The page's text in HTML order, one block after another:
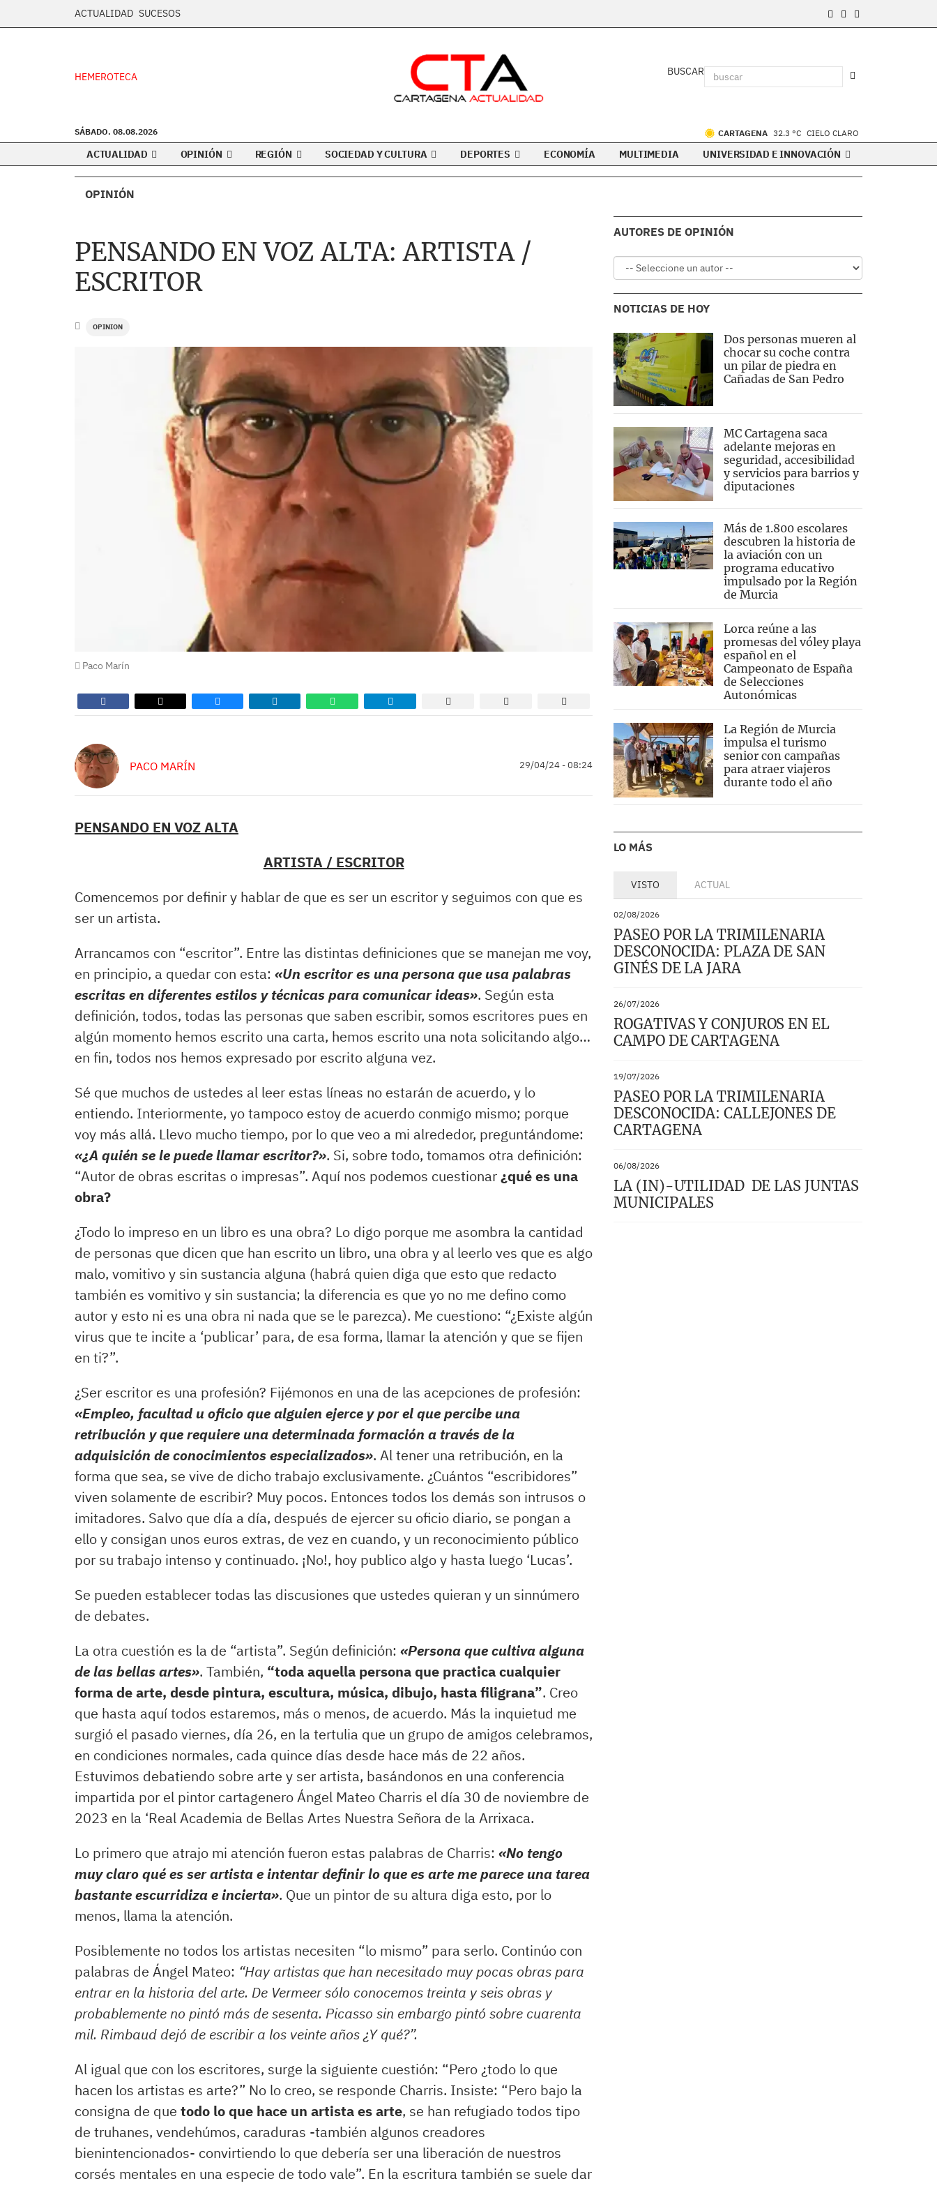
ACTUALIDAD SUCESOS
HEMEROTECA BUSCAR
SÁBADO. 08.08.2026 CARTAGENA 32.3 °C CIELO CLARO
ACTUALIDAD OPINIÓN REGIÓN SOCIEDAD Y CULTURA DEPORTES ECONOMÍA MULTIMEDIA UNIVERSIDAD E INNOVACIÓN
OPINIÓN
PENSANDO EN VOZ ALTA: ARTISTA /
ESCRITOR
OPINION
Paco Marín
PACO MARÍN 29/04/24 - 08:24
PENSANDO EN VOZ ALTA
ARTISTA / ESCRITOR
Comencemos por definir y hablar de que es ser un escritor y seguimos con que es
ser un artista.
Arrancamos con “escritor”. Entre las distintas definiciones que se manejan me voy,
en principio, a quedar con esta: «Un escritor es una persona que usa palabras
escritas en diferentes estilos y técnicas para comunicar ideas». Según esta
definición, todos, todas las personas que saben escribir, somos escritores pues en
algún momento hemos escrito una carta, hemos escrito una nota solicitando algo…
en fin, todos nos hemos expresado por escrito alguna vez.
Sé que muchos de ustedes al leer estas líneas no estarán de acuerdo, y lo
entiendo. Interiormente, yo tampoco estoy de acuerdo conmigo mismo; porque
voy más allá. Llevo mucho tiempo, por lo que veo a mi alrededor, preguntándome:
«¿A quién se le puede llamar escritor?». Si, sobre todo, tomamos otra definición:
“Autor de obras escritas o impresas”. Aquí nos podemos cuestionar¿qué es una
obra?
¿Todo lo impreso en un libro es una obra? Lo digo porque me asombra la cantidad
de personas que dicen que han escrito un libro, una obra y al leerlo ves que es algo
malo, vomitivo y sin sustancia alguna (habrá quien diga que esto que redacto
también es vomitivo y sin sustancia; la diferencia es que yo no me defino como
autor y esto ni es una obra ni nada que se le parezca). Me cuestiono: “¿Existe algún
virus que te incite a ‘publicar’ para, de esa forma, llamar la atención y que se fijen
en ti?”.
¿Ser escritor es una profesión? Fijémonos en una de las acepciones de profesión:
«Empleo, facultad u oficio que alguien ejerce y por el que percibe una
retribución y que requiere una determinada formación a través de la
adquisición de conocimientos especializados». Al tener una retribución, en la
forma que sea, se vive de dicho trabajo exclusivamente. ¿Cuántos “escribidores”
viven solamente de escribir? Muy pocos. Entonces todos los demás son intrusos o
imitadores. Salvo que día a día, después de ejercer su oficio diario, se pongan a
ello y consigan unos euros extras, de vez en cuando, y un reconocimiento público
por su trabajo intenso y continuado. ¡No!, hoy publico algo y hasta luego ‘Lucas’.
Se pueden establecer todas las discusiones que ustedes quieran y un sinnúmero
de debates.
La otra cuestión es la de “artista”. Según definición: «Persona que cultiva alguna
de las bellas artes». También, “toda aquella persona que practica cualquier
forma de arte, desde pintura, escultura, música, dibujo, hasta filigrana”. Creo
que hasta aquí todos estaremos, más o menos, de acuerdo. Más la inquietud me
surgió el pasado viernes, día 26, en la tertulia que un grupo de amigos celebramos,
en condiciones normales, cada quince días desde hace más de 22 años.
Estuvimos debatiendo sobre arte y ser artista, basándonos en una conferencia
impartida por el pintor cartagenero Ángel Mateo Charris el día 30 de noviembre de
2023 en la ‘Real Academia de Bellas Artes Nuestra Señora de la Arrixaca.
Lo primero que atrajo mi atención fueron estas palabras de Charris: «No tengo
muy claro qué es ser artista e intentar definir lo que es arte me parece una tarea
bastante escurridiza e incierta». Que un pintor de su altura diga esto, por lo
menos, llama la atención.
Posiblemente no todos los artistas necesiten “lo mismo” para serlo. Continúo con
palabras de Ángel Mateo: “Hay artistas que han necesitado muy pocas obras para
entrar en la historia del arte. De Vermeer sólo conocemos treinta y seis obras y
probablemente no pintó más de sesenta. Picasso sin embargo pintó sobre cuarenta
mil. Rimbaud dejó de escribir a los veinte años ¿Y qué?”.
Al igual que con los escritores, surge la siguiente cuestión: “Pero ¿todo lo que
hacen los artistas es arte?” No lo creo, se responde Charris. Insiste: “Pero bajo la
consigna de que todo lo que hace un artista es arte, se han refugiado todos tipo
de truhanes, vendehúmos, caraduras -también algunos creadores
bienintencionados- convirtiendo lo que debería ser una liberación de nuestros
corsés mentales en una especie de todo vale”. En la escritura también se suele dar
AUTORES DE OPINIÓN
NOTICIAS DE HOY
Dos personas mueren al
chocar su coche contra
un pilar de piedra en
Cañadas de San Pedro
MC Cartagena saca
adelante mejoras en
seguridad, accesibilidad
y servicios para barrios y
diputaciones
Más de 1.800 escolares
descubren la historia de
la aviación con un
programa educativo
impulsado por la Región
de Murcia
Lorca reúne a las
promesas del vóley playa
español en el
Campeonato de España
de Selecciones
Autonómicas
La Región de Murcia
impulsa el turismo
senior con campañas
para atraer viajeros
durante todo el año
LO MÁS
VISTO ACTUAL
02/08/2026
PASEO POR LA TRIMILENARIA
DESCONOCIDA: PLAZA DE SAN
GINÉS DE LA JARA
26/07/2026
ROGATIVAS Y CONJUROS EN EL
CAMPO DE CARTAGENA
19/07/2026
PASEO POR LA TRIMILENARIA
DESCONOCIDA: CALLEJONES DE
CARTAGENA
06/08/2026
LA (IN)-UTILIDAD DE LAS JUNTAS
MUNICIPALES